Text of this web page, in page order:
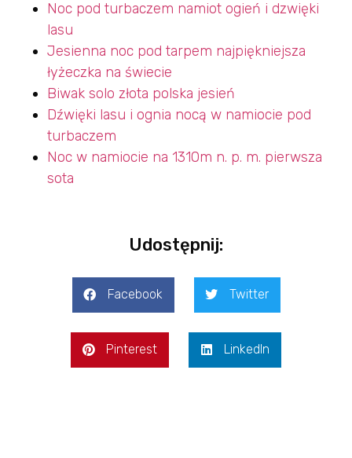
Noc pod turbaczem namiot ogień i dzwięki
lasu
Jesienna noc pod tarpem najpiękniejsza
łyżeczka na świecie
Biwak solo złota polska jesień
Dźwięki lasu i ognia nocą w namiocie pod
turbaczem
Noc w namiocie na 1310m n. p. m. pierwsza
sota
Udostępnij:
Facebook Twitter
Pinterest LinkedIn